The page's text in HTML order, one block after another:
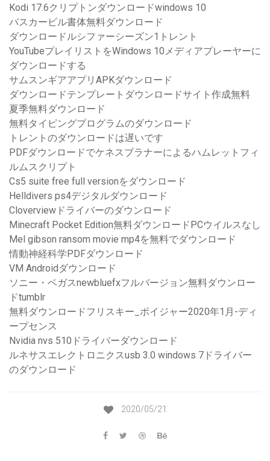
Kodi 17.6クリプトンダウンロードwindows 10
バスカービル書体無料ダウンロード
ダウンロードルシファーシーズン1トレント
YouTubeプレイリストをWindows 10メディアプレーヤーに
ダウンロードする
サムスンギアアプリAPKダウンロード
ダウンロードテンプレートダウンロードサイト作成無料
夏季無料ダウンロード
無料タイピングプログラムのダウンロード
トレントのダウンロードは遅いです
PDFダウンロードでケネスブラナーによるハムレットフィ
ルムスクリプト
Cs5 suite free full versionをダウンロード
Helldivers ps4デジタルダウンロード
Cloverviewドライバーのダウンロード
Minecraft Pocket Edition無料ダウンロードPCウイルスなし
Mel gibson ransom movie mp4を無料でダウンロード
情動神経科学PDFダウンロード
VM Androidダウンロード
ソニー・ベガスnewbluefxフルバージョン無料ダウンロー
ドtumblr
無料ダウンロードフリスキー_ボイジャー2020年1月-ディ
ープセンス
Nvidia nvs 510ドライバーダウンロード
ルネサスエレクトロニクスusb 3.0 windows 7ドライバー
のダウンロード
2020/05/21